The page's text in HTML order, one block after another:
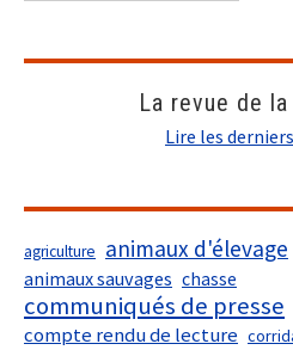
La revue de
Lire les
agriculture animaux d'élevage
animaux sauvages chasse
communiqués de presse
compte rendu de lecture